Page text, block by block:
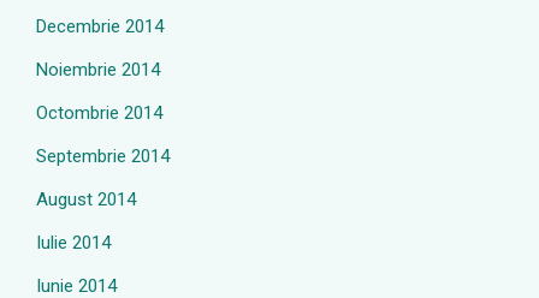
Decembrie 2014
Noiembrie 2014
Octombrie 2014
Septembrie 2014
August 2014
Iulie 2014
Iunie 2014